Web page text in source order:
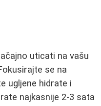
uticati na vašu
se na
ugljene hidrate i
najkasnije 2-3 sata